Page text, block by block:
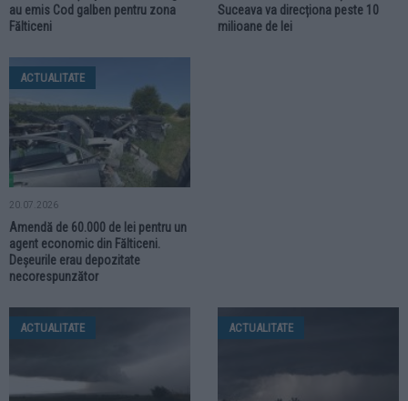
au emis Cod galben pentru zona
Fălticeni
Suceava va direcționa peste 10
milioane de lei
ACTUALITATE
20.07.2026
Amendă de 60.000 de lei pentru un
agent economic din Fălticeni.
Deșeurile erau depozitate
necorespunzător
ACTUALITATE ACTUALITATE